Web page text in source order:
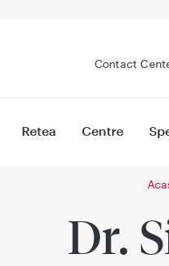
Contact
Retea Centre
Dr.